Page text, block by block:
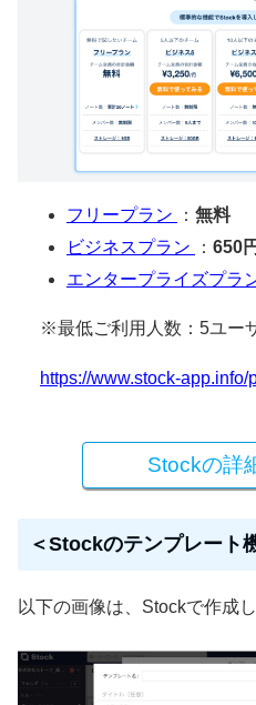
フリープラン ： 無料
ビジネスプラン
： 650
エンタープライズプラ
※最低ご利用人数：5ユー
https://www.stock-app.info/
Stockの詳
＜Stockのテンプレート
以下の画像は、Stockで作成